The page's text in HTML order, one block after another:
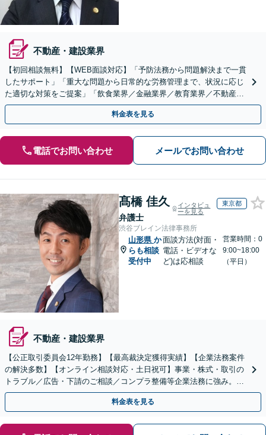
不動産・建設業界
【初回相談無料】【WEB面談対応】「予防法務から問題解決まで一貫
したサポート」「重大な問題から日常的な労務管理まで、状況に応じ
た適切な対策をご提案」「飲食業界／金融業界／教育業界／不動産・
建設業界／メーカー・製造業など」【休日・夜間相談可】
料金表を見る
電話でお問い合わせ メールでお問い合わせ
髙橋 佳久
弁護士
インタビュ
ーを見る
東京都
渋谷ブレイン法律事務所
山形県 か
らも相談
受付中
面談方法(対面・
電話・ビデオな
ど)は応相談
営業時間：0
9:00~18:00
（平日）
不動産・建設業界
【公正取引委員会12年勤務】【最高裁決定獲得実績】【企業法務案件
の解決多数】【オンライン相談対応・土日祝可】事業・株式・取引の
トラブル／広告・下請のご相談／コンプラ整備等企業法務に強み。株
式の相続／誹謗中傷対策／不動産問題まで幅広く対応！
料金表を見る